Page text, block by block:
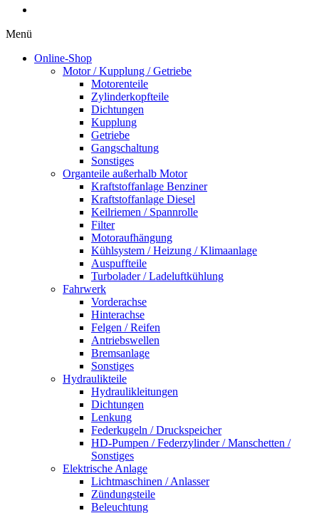
Menü
Online-Shop
Motor / Kupplung / Getriebe
Motorenteile
Zylinderkopfteile
Dichtungen
Kupplung
Getriebe
Gangschaltung
Sonstiges
Organteile außerhalb Motor
Kraftstoffanlage Benziner
Kraftstoffanlage Diesel
Keilriemen / Spannrolle
Filter
Motoraufhängung
Kühlsystem / Heizung / Klimaanlage
Auspuffteile
Turbolader / Ladeluftkühlung
Fahrwerk
Vorderachse
Hinterachse
Felgen / Reifen
Antriebswellen
Bremsanlage
Sonstiges
Hydraulikteile
Hydraulikleitungen
Dichtungen
Lenkung
Federkugeln / Druckspeicher
HD-Pumpen / Federzylinder / Manschetten /
Sonstiges
Elektrische Anlage
Lichtmaschinen / Anlasser
Zündungsteile
Beleuchtung